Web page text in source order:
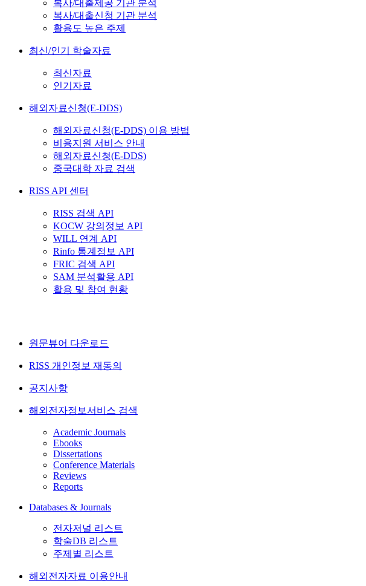
복사/대출제공 기관 분석
복사/대출신청 기관 분석
활용도 높은 주제
최신/인기 학술자료
최신자료
인기자료
해외자료신청(E-DDS)
해외자료신청(E-DDS) 이용 방법
비용지원 서비스 안내
해외자료신청(E-DDS)
중국대학 자료 검색
RISS API 센터
RISS 검색 API
KOCW 강의정보 API
WILL 연계 API
Rinfo 통계정보 API
FRIC 검색 API
SAM 분석활용 API
활용 및 참여 현황
원문뷰어 다운로드
RISS 개인정보 재동의
공지사항
해외전자정보서비스 검색
Academic Journals
Ebooks
Dissertations
Conference Materials
Reviews
Reports
Databases & Journals
전자저널 리스트
학술DB 리스트
주제별 리스트
해외전자자료 이용안내